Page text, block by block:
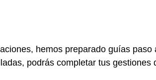
hemos preparado guías paso
podrás completar tus gestiones